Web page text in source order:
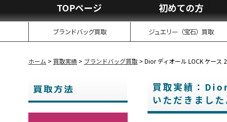
TOPページ 初めての方
ブランドバッグ買取 ジュエリー（宝石）買取
ホーム > 買取実績 > ブランドバッグ買取 > Dior ディオール LOCK ケース
買取実績：
いただきまし